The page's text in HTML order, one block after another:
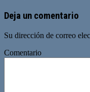
Deja un comentario
Su dirección de correo
Comentario